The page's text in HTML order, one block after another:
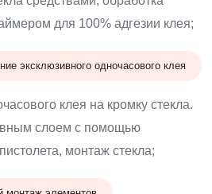
для 100% адгезии клея;
эксклюзивного одночасового клея
клея на кромку стекла.
слоем с помощью
монтаж стекла;